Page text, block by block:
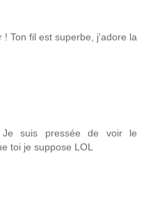
Ton fil est superbe, j'adore la
Je suis pressée de voir le
toi je suppose LOL